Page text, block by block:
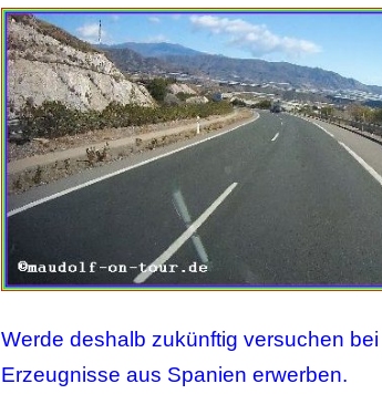
Werde deshalb zukünftig versuchen bei
Erzeugnisse aus Spanien erwerben.